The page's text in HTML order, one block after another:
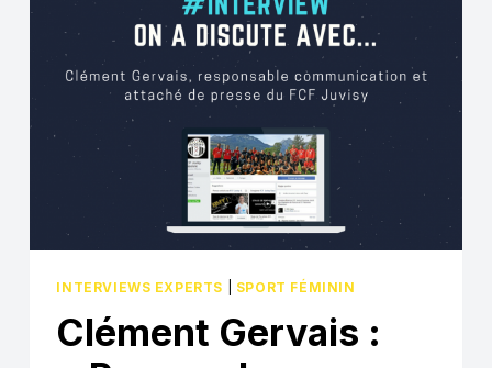
TRÈS
TÔT
LEUR
PARCOURS
D’ENTREPRENEURES
DANS
SPORT
AVEC
DÉDIÉ »
INTERVIEWS EXPERTS SPORT FÉMININ
Clément Gervais :